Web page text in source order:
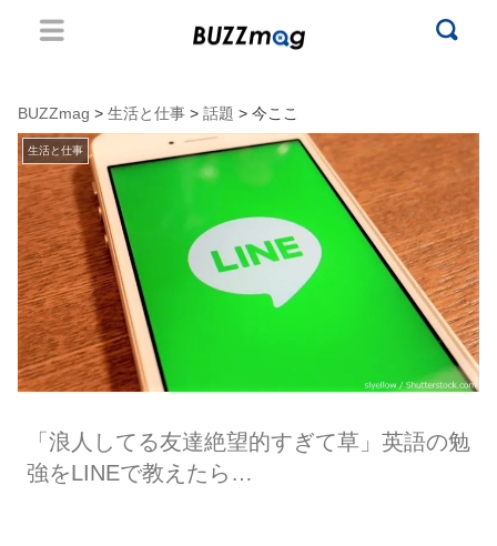
BUZZmag > 生活と仕事 > 話題 > 今ここ
生活と仕事
「浪人してる友達絶望的すぎて草」英語の勉
強をLINEで教えたら…